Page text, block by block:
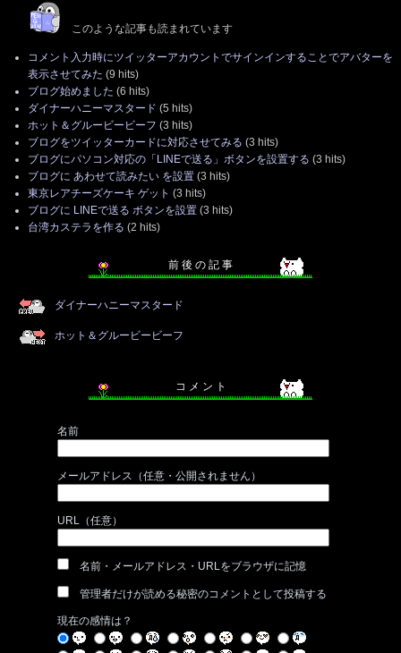
このような記事も読まれています
コメント入力時にツイッターアカウントでサインインすることでアバターを
表示させてみた (9 hits)
ブログ始めました (6 hits)
ダイナーハニーマスタード (5 hits)
ホット＆グルービービーフ (3 hits)
ブログをツイッターカードに対応させてみる (3 hits)
ブログにパソコン対応の「LINEで送る」ボタンを設置する (3 hits)
ブログに あわせて読みたい を設置 (3 hits)
東京レアチーズケーキ ゲット (3 hits)
ブログに LINEで送る ボタンを設置 (3 hits)
台湾カステラを作る (2 hits)
前 後 の 記 事
ダイナーハニーマスタード
ホット＆グルービービーフ
コ メ ン ト
名前
メールアドレス（任意・公開されません）
URL（任意）
名前・メールアドレス・URLをブラウザに記憶
管理者だけが読める秘密のコメントとして投稿する
現在の感情は？